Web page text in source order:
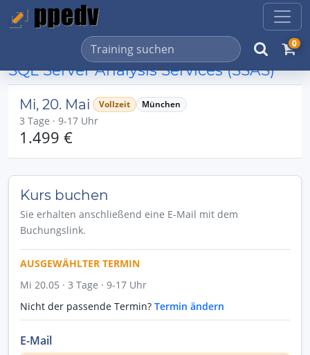
0
SQL Server Analysis Services (SSAS)
Mi, 20. Mai Vollzeit München
3 Tage · 9-17 Uhr
1.499 €
Kurs buchen
Sie erhalten anschließend eine E-Mail mit dem
Buchungslink.
AUSGEWÄHLTER TERMIN
Mi 20.05 · 3 Tage · 9-17 Uhr
Nicht der passende Termin? Termin ändern
E-Mail